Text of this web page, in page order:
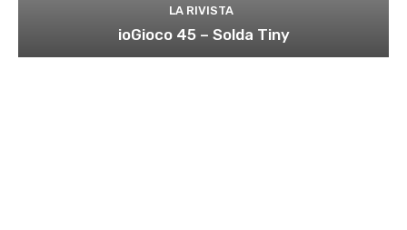
LA RIVISTA
ioGioco 45 – Solda Tiny